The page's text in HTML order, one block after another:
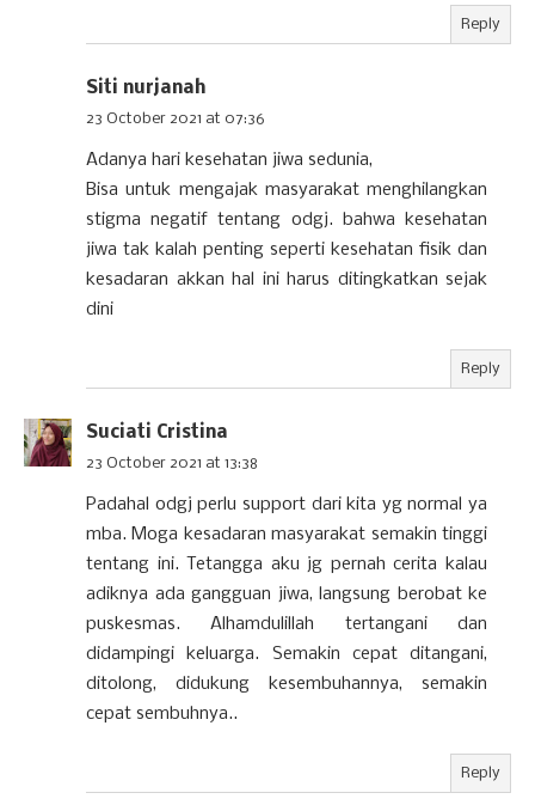
Reply
Siti nurjanah
23 October 2021 at 07:36
Adanya hari kesehatan jiwa sedunia,
Bisa untuk mengajak masyarakat menghilangkan
stigma negatif tentang odgj. bahwa kesehatan
jiwa tak kalah penting seperti kesehatan fisik dan
kesadaran akkan hal ini harus ditingkatkan sejak
dini
Reply
Suciati Cristina
23 October 2021 at 13:38
Padahal odgj perlu support dari kita yg normal ya
mba. Moga kesadaran masyarakat semakin tinggi
tentang ini. Tetangga aku jg pernah cerita kalau
adiknya ada gangguan jiwa, langsung berobat ke
puskesmas. Alhamdulillah tertangani dan
didampingi keluarga. Semakin cepat ditangani,
ditolong, didukung kesembuhannya, semakin
cepat sembuhnya..
Reply